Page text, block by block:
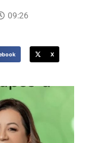
09:26
X